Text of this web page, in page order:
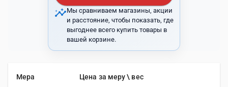
insightsМы сравниваем магазины, акции
и расстояние, чтобы показать, где
выгоднее всего купить товары в
вашей корзине.
Мера Цена за меру \ вес